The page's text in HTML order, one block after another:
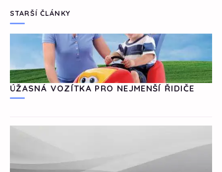
STARŠÍ ČLÁNKY
ÚŽASNÁ VOZÍTKA PRO NEJMENŠÍ ŘIDIČE